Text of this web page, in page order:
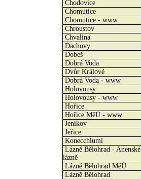
Chodovice
Chomutice
Chomutice - www
Chroustov
Chvalina
Dachovy
Dobeš
Dobrá Voda
Dvůr Králové
Dobrá Voda - www
Holovousy
Holovousy - www
Hořice
Hořice MěÚ - www
Jeníkov
Jeřice
Konecchlumí
Lázně Bělohrad - Anenské
lázně
Lázně Bělohrad MěÚ
Lázně Bělohrad